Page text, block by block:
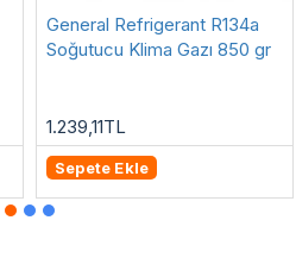
General Refrigerant R134a
Soğutucu Klima Gazı 850 gr
1.239,11TL
Sepete Ekle